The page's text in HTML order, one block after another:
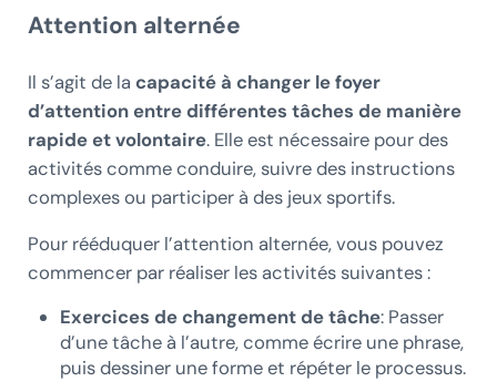
Attention alternée
Il s’agit de la capacité à changer le foyer
d’attention entre différentes tâches de manière
rapide et volontaire. Elle est nécessaire pour des
activités comme conduire, suivre des instructions
complexes ou participer à des jeux sportifs.
Pour rééduquer l’attention alternée, vous pouvez
commencer par réaliser les activités suivantes :
Exercices de changement de tâche: Passer
d’une tâche à l’autre, comme écrire une phrase,
puis dessiner une forme et répéter le processus.